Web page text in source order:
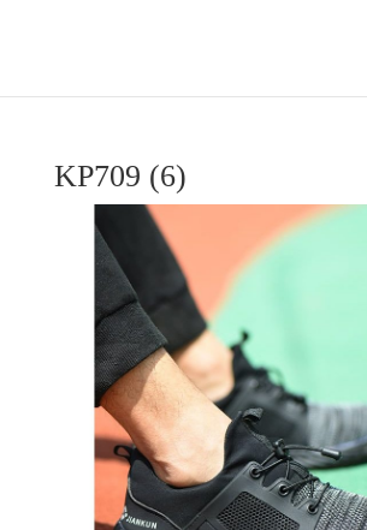
KP709 (6)